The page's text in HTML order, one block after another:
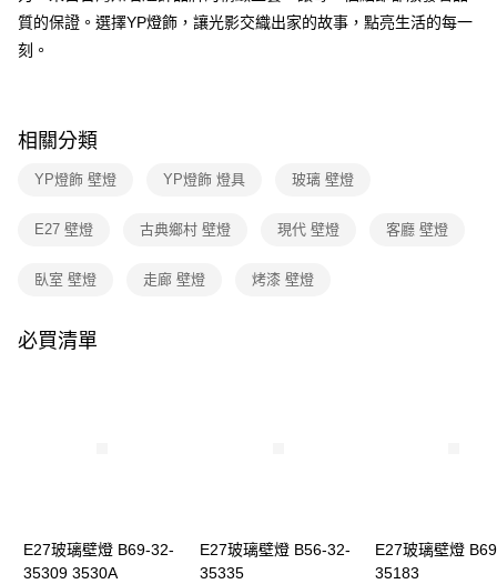
AFTEE先享後付是「在收到商品之後才付款」的支付方式。 讓您購物簡單
便利好安心！
１．簡單：不需註冊會員、不需綁卡、不需儲值。
【「AFTEE先享後付」結帳流程】
１．於結帳方式選擇「AFTEE先享後付」後，將跳轉至「AFTEE先享後付」
結帳頁面，進行簡訊認證並確認金額後，即可完成結帳。
ATM／網路銀行／等多元方式進行付款，方視為交易完成。
購買商品的店家。未經商家同意取消之訂單仍視為有效，需透過AFTEE先享
是否繳費成功／繳費後需取消欲退款等相關疑問，請聯繫「AFTEE先享後付
客戶支援中心」
任。
４．使用「AFTEE先享後付」時，將依據個別帳號之用戶狀況，依本公司即
每筆NT$180，滿NT$5,000(含以上)免運費
質的保證。選擇YP燈飾，讓光影交織出家的故事，點亮生活的每一
刻。
相關分類
YP燈飾 壁燈 YP燈飾 燈具 玻璃 壁燈
E27 壁燈 古典鄉村 壁燈 現代 壁燈 客廳 壁燈
臥室 壁燈 走廊 壁燈 烤漆 壁燈
必買清單
E27玻璃壁燈 B69-32-
35309 3530A
E27玻璃壁燈 B56-32-
35335
E27玻璃壁燈
35183